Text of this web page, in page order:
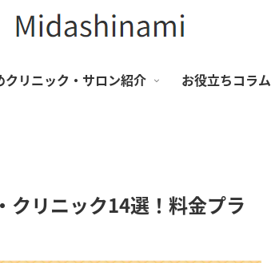
クリニック・サロン紹介 お役立ちコラム
クリニック14選！料金プラ